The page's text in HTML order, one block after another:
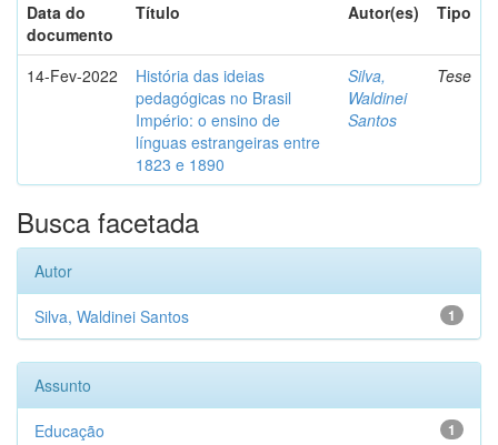
Data do
documento
Título Autor(es) Tipo
14-Fev-2022
História das ideias
pedagógicas no Brasil
Império: o ensino de
línguas estrangeiras entre
1823 e 1890
Silva,
Waldinei
Santos
Tese
Busca facetada
Autor
1
Silva, Waldinei Santos
Assunto
1
Educação